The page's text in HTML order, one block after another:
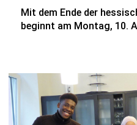
Mit dem Ende der
beginnt am Montag, 10.